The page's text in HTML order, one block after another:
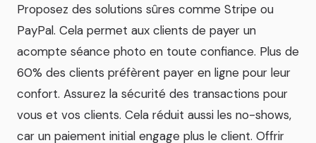
Proposez des solutions sûres comme Stripe ou
PayPal. Cela permet aux clients de payer un
acompte séance photo en toute confiance. Plus de
60% des clients préfèrent payer en ligne pour leur
confort. Assurez la sécurité des transactions pour
vous et vos clients. Cela réduit aussi les no-shows,
car un paiement initial engage plus le client. Offrir